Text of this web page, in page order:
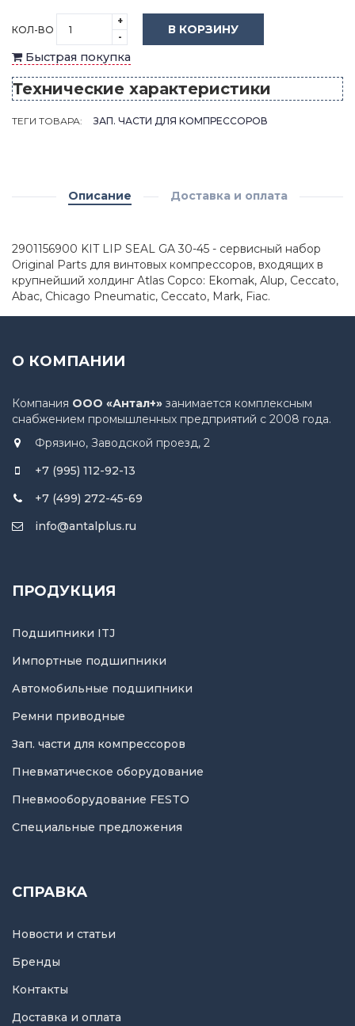
КОЛ-ВО
+
-
В КОРЗИНУ
Быстрая покупка
Технические характеристики
ТЕГИ ТОВАРА: ЗАП. ЧАСТИ ДЛЯ КОМПРЕССОРОВ
Описание Доставка и оплата
2901156900 KIT LIP SEAL GA 30-45 - сервисный набор
Original Parts для винтовых компрессоров, входящих в
крупнейший холдинг Atlas Copco: Ekomak, Alup, Ceccato,
Abac, Chicago Pneumatic, Ceccato, Mark, Fiac.
О КОМПАНИИ
Компания ООО «Антал+» занимается комплексным
снабжением промышленных предприятий с 2008 года.
Фрязино, Заводской проезд, 2
+7 (995) 112-92-13
+7 (499) 272-45-69
info@antalplus.ru
ПРОДУКЦИЯ
Подшипники ITJ
Импортные подшипники
Автомобильные подшипники
Ремни приводные
Зап. части для компрессоров
Пневматическое оборудование
Пневмооборудование FESTO
Специальные предложения
СПРАВКА
Новости и статьи
Бренды
Контакты
Доставка и оплата